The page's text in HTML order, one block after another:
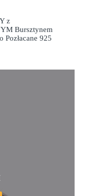
z
Bursztynem
Pozłacane 925